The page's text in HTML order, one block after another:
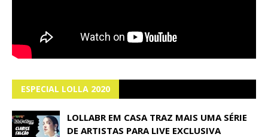
ESPECIAL LOLLA 2020
LOLLABR EM CASA TRAZ MAIS UMA SÉRIE
DE ARTISTAS PARA LIVE EXCLUSIVA